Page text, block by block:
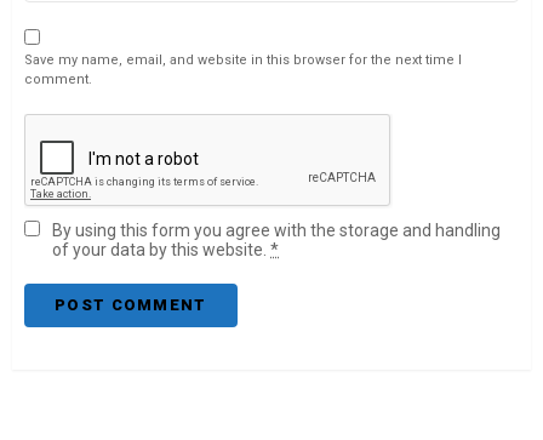
Save my name, email, and website in this browser for the next time I
comment.
By using this form you agree with the storage and handling
of your data by this website. *